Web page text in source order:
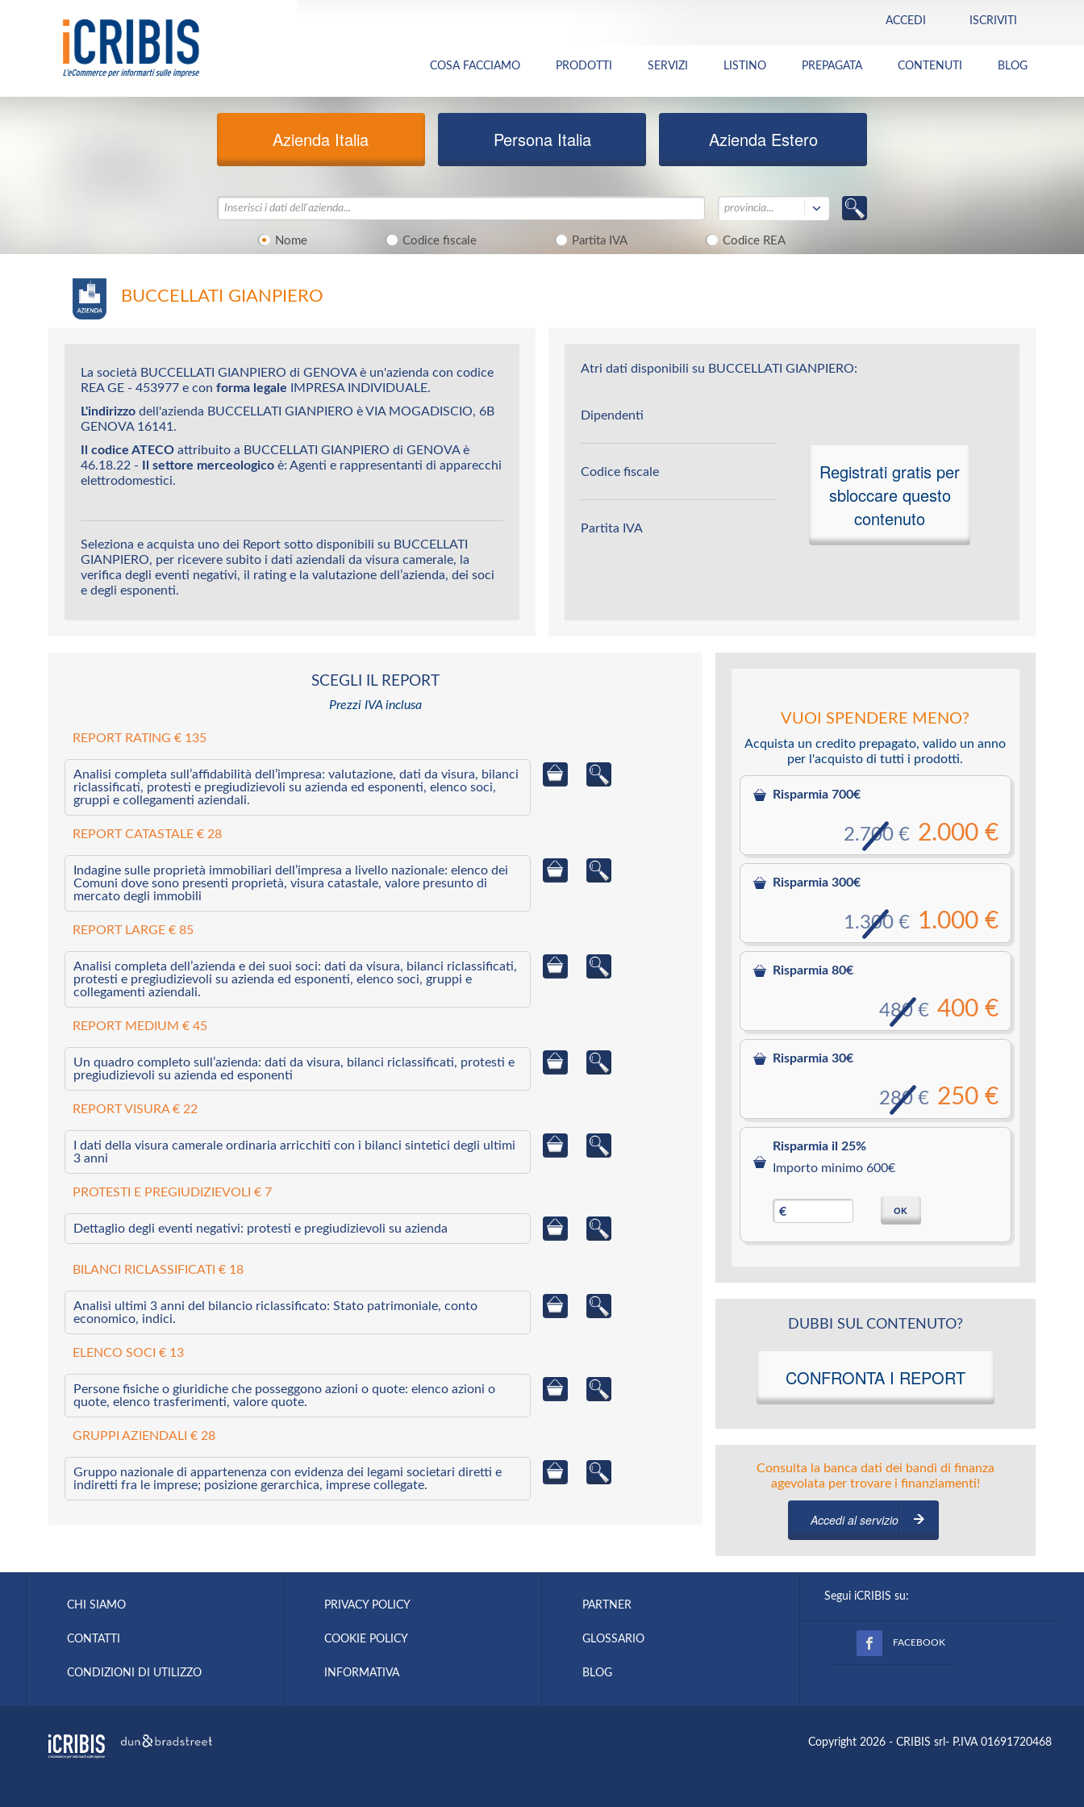
ACCEDI ISCRIVITI
COSA FACCIAMO PRODOTTI SERVIZI LISTINO PREPAGATA CONTENUTI BLOG
Azienda Italia Persona Italia Azienda Estero
Nome Codice fiscale Partita IVA Codice REA
provincia...
BUCCELLATI GIANPIERO
La società BUCCELLATI GIANPIERO di GENOVA è un'azienda con codice
REA GE - 453977 e con forma legale IMPRESA INDIVIDUALE.
L'indirizzo dell'azienda BUCCELLATI GIANPIERO è VIA MOGADISCIO, 6B
GENOVA 16141.
Il codice ATECO attribuito a BUCCELLATI GIANPIERO di GENOVA è
46.18.22 -
Il settore merceologico è: Agenti e rappresentanti di apparecchi
elettrodomestici.
Seleziona e acquista uno dei Report sotto disponibili su BUCCELLATI
GIANPIERO, per ricevere subito i dati aziendali da visura camerale, la
verifica degli eventi negativi, il rating e la valutazione dell’azienda, dei soci
e degli esponenti.
Atri dati disponibili su BUCCELLATI GIANPIERO:
Dipendenti
Codice fiscale
Partita IVA
Registrati gratis per
sbloccare questo
contenuto
SCEGLI IL REPORT
Prezzi IVA inclusa
REPORT RATING € 135
Analisi completa sull’affidabilità dell’impresa: valutazione, dati da visura, bilanci
riclassificati, protesti e pregiudizievoli su azienda ed esponenti, elenco soci,
gruppi e collegamenti aziendali.
REPORT CATASTALE € 28
Indagine sulle proprietà immobiliari dell’impresa a livello nazionale: elenco dei
Comuni dove sono presenti proprietà, visura catastale, valore presunto di
mercato degli immobili
REPORT LARGE € 85
Analisi completa dell’azienda e dei suoi soci: dati da visura, bilanci riclassificati,
protesti e pregiudizievoli su azienda ed esponenti, elenco soci, gruppi e
collegamenti aziendali.
REPORT MEDIUM € 45
Un quadro completo sull’azienda: dati da visura, bilanci riclassificati, protesti e
pregiudizievoli su azienda ed esponenti
REPORT VISURA € 22
I dati della visura camerale ordinaria arricchiti con i bilanci sintetici degli ultimi
3 anni
PROTESTI E PREGIUDIZIEVOLI € 7
Dettaglio degli eventi negativi: protesti e pregiudizievoli su azienda
BILANCI RICLASSIFICATI € 18
Analisi ultimi 3 anni del bilancio riclassificato: Stato patrimoniale, conto
economico, indici.
ELENCO SOCI € 13
Persone fisiche o giuridiche che posseggono azioni o quote: elenco azioni o
quote, elenco trasferimenti, valore quote.
GRUPPI AZIENDALI € 28
Gruppo nazionale di appartenenza con evidenza dei legami societari diretti e
indiretti fra le imprese; posizione gerarchica, imprese collegate.
VUOI SPENDERE MENO?
Acquista un credito prepagato, valido un anno
per l'acquisto di tutti i prodotti.
Risparmia 700€
2.000 €
2.700 €
Risparmia 300€
1.000 €
1.300 €
Risparmia 80€
400 €
480 €
Risparmia 30€
250 €
280 €
Risparmia il 25%
Importo minimo 600€
€ OK
DUBBI SUL CONTENUTO?
CONFRONTA I REPORT
Consulta la banca dati dei bandi di finanza
agevolata per trovare i finanziamenti!
Accedi al servizio
CHI SIAMO
CONTATTI
CONDIZIONI DI UTILIZZO
PRIVACY POLICY
COOKIE POLICY
INFORMATIVA
PARTNER
GLOSSARIO
BLOG
Segui iCRIBIS su:
FACEBOOK
Copyright 2026 - CRIBIS srl- P.IVA 01691720468